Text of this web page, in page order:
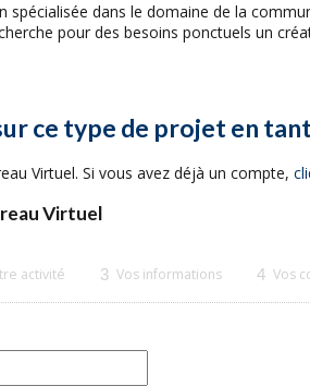
spécialisée dans le domaine de la
pour des besoins ponctuels un
ce type de projet en
Virtuel. Si vous avez déjà un compte,
Virtuel
activité 3 Vos informations 4 Vos